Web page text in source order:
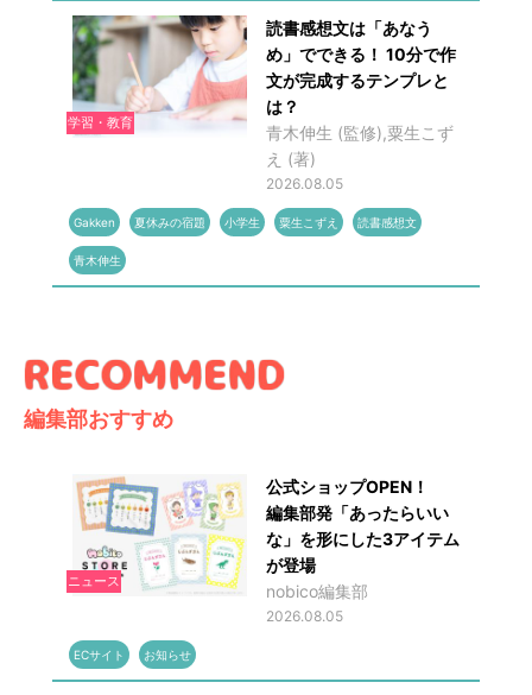
学習・教育
読書感想文は「あなう
め」でできる！ 10分で作
文が完成するテンプレと
は？
青木伸生 (監修),粟生こず
え (著)
2026.08.05
Gakken 夏休みの宿題 小学生 粟生こずえ 読書感想文
青木伸生
編集部おすすめ
ニュース
公式ショップOPEN！
編集部発「あったらいい
な」を形にした3アイテム
が登場
nobico編集部
2026.08.05
ECサイト お知らせ